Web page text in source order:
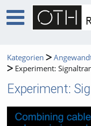
Kategorien
Experiment: